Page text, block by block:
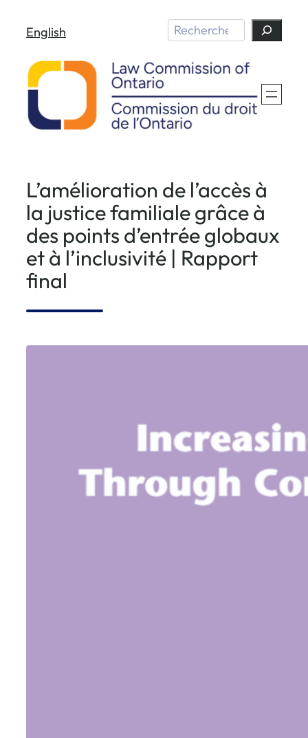
contenu
English Search
L’amélioration de l’accès à
la justice familiale grâce à
des points d’entrée globaux
et à l’inclusivité | Rapport
final